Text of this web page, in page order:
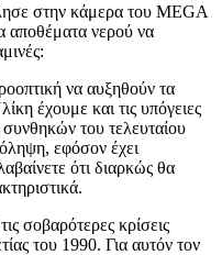
στην κάμερα του MEGA
αποθέματα νερού να
να αυξηθούν τα
έχουμε και τις υπόγειες
του τελευταίου
εφόσον έχει
ότι διαρκώς θα
σοβαρότερες κρίσεις
του 1990. Για αυτόν τον